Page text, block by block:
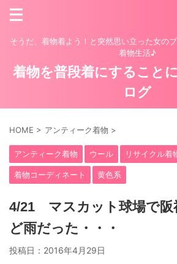
そうだ、着物着よう！と突然思い立った女の
着物生活♪
着物を普段着にすること
ログ
HOME > アンティーク着物 >
アンティーク着物 ウール リサイクル着
着物コーディネート 黄色系
4/21 マスカット球場で阪
ど雨だった・・・
投稿日： 2016年4月29日